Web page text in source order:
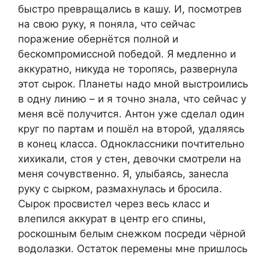
быстро превращались в кашу. И, посмотрев
на свою руку, я поняла, что сейчас
поражение обернётся полной и
бескомпромиссной победой. Я медленно и
аккуратно, никуда не торопясь, развернула
этот сырок. Планеты надо мной выстроились
в одну линию – и я точно знала, что сейчас у
меня всё получится. Антон уже сделал один
круг по партам и пошёл на второй, удаляясь
в конец класса. Одноклассники почтительно
хихикали, стоя у стен, девочки смотрели на
меня сочувственно. Я, улыбаясь, занесла
руку с сырком, размахнулась и бросила.
Сырок просвистел через весь класс и
влепился аккурат в центр его спины,
роскошным белым снежком посреди чёрной
водолазки. Остаток перемены мне пришлось